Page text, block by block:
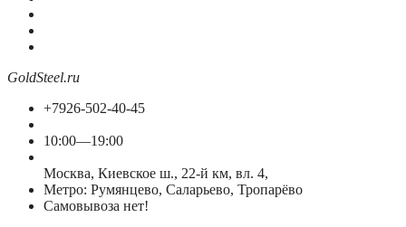
GoldSteel.ru
+7926-502-40-45
10:00—19:00
Москва, Киевское ш., 22-й км, вл. 4,
Метро: Румянцево, Саларьево, Тропарёво
Самовывоза нет!